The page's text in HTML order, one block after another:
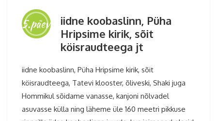
5.päev
iidne koobaslinn, Püha
Hripsime kirik, sõit
köisraudteega jt
iidne koobaslinn, Püha Hripsime kirik, sõit
köisraudteega, Tatevi klooster, õliveski, Shaki juga
Hommikul sõidame vanasse, kanjoni nõlvadel
asuvasse külla ning läheme üle 160 meetri pikkuse